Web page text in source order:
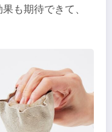
も期待できて、